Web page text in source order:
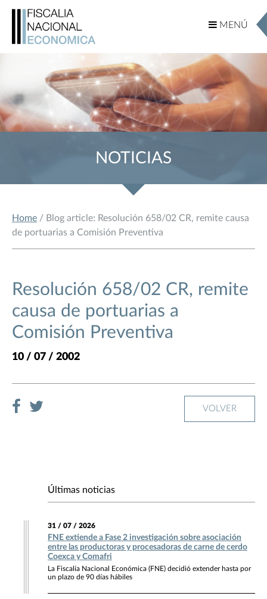
MENÚ
MENÚ
NOTICIAS
Home / Blog article: Resolución 658/02 CR, remite causa
de portuarias a Comisión Preventiva
Resolución 658/02 CR, remite
causa de portuarias a
Comisión Preventiva
10 / 07 / 2002
VOLVER
Últimas noticias
31 / 07 / 2026
FNE extiende a Fase 2 investigación sobre asociación
entre las productoras y procesadoras de carne de cerdo
Coexca y Comafri
La Fiscalía Nacional Económica (FNE) decidió extender hasta por
un plazo de 90 días hábiles